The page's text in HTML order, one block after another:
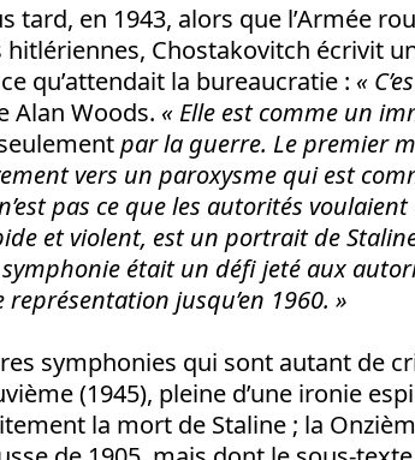
tard, en 1943, alors que l’Armée
Chostakovitch écrivit
qu’attendait la bureaucratie : «
Alan Woods. « Elle est comme un
par la guerre. Le premier
vers un paroxysme qui est
pas ce que les autorités
et violent, est un portrait de
symphonie était un défi jeté aux
jusqu’en 1960. »
symphonies qui sont autant de
(1945), pleine d’une ironie
la mort de Staline ; la